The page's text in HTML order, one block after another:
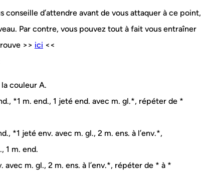
conseille d’attendre avant de vous attaquer à ce point,
Par contre, vous pouvez tout à fait vous entraîner
>> ici <<
couleur A.
*1 m. end., 1 jeté end. avec m. gl.*, répéter de *
*1 jeté env. avec m. gl., 2 m. ens. à l’env.*,
1 m. end.
avec m. gl., 2 m. ens. à l’env.*, répéter de * à *